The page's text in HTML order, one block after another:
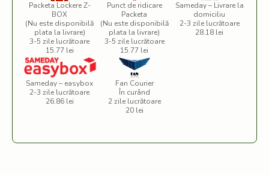
Packeta Lockere Z-
BOX
(Nu este disponibilă
plata la livrare)
3-5 zile lucrătoare
15.77 lei
Punct de ridicare
Packeta
(Nu este disponibilă
plata la livrare)
3-5 zile lucrătoare
15.77 lei
Sameday – Livrare la
domiciliu
2-3 zile lucrătoare
28.18 lei
Sameday – easybox
2-3 zile lucrătoare
26.86 lei
Fan Courier
În curând
2 zile lucrătoare
20 lei